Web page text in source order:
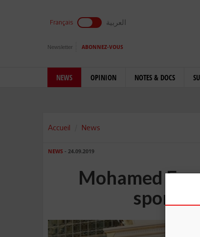
Français العربية
Newsletter ABONNEZ-VOUS
NEWS OPINION NOTES & DOCS
Accueil News
NEWS - 24.09.2019
Mohamed